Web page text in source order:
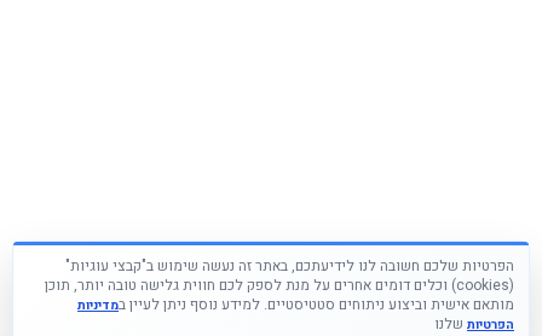
הפרטיות שלכם חשובה לנו לידיעתכם, באתר זה נעשה שימוש ב"קבצי עוגיות"
(cookies) וכלים דומים אחרים על מנת לספק לכם חווית גלישה טובה יותר, תוכן
מותאם אישית וביצוע ניתוחים סטטיסטיים. למידע נוסף ניתן לעיין במדיניות
הפרטיות שלנו